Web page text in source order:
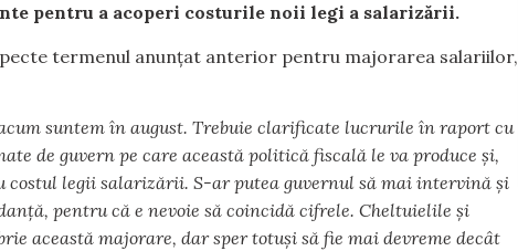
pentru a acoperi costurile noii legi a salarizării.
termenul anunțat anterior pentru majorarea salariilor,
suntem în august. Trebuie clarificate lucrurile în raport cu
de guvern pe care această politică fiscală le va produce și,
costul legii salarizării. S-ar putea guvernul să mai intervină și
pentru că e nevoie să coincidă cifrele. Cheltuielile și
această majorare, dar sper totuși să fie mai devreme decât